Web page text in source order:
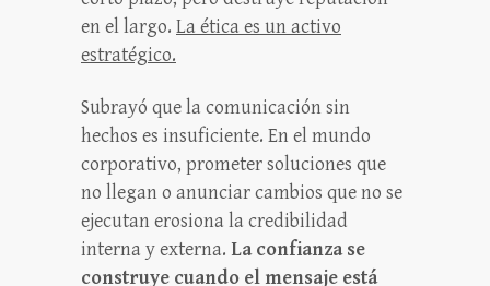
en el largo. La ética es un activo
estratégico.
Subrayó que la comunicación sin
hechos es insuficiente. En el mundo
corporativo, prometer soluciones que
no llegan o anunciar cambios que no se
ejecutan erosiona la credibilidad
interna y externa. La confianza se
construye cuando el mensaje está